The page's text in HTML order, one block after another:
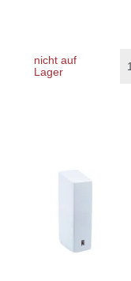
nicht auf
Lager